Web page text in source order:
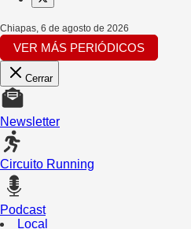
Chiapas, 6 de agosto de 2026
VER MÁS PERIÓDICOS
Cerrar
Newsletter
Circuito Running
Podcast
Local